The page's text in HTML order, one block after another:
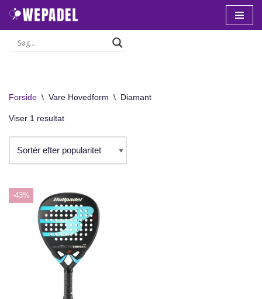
Spring
Forside \ Vare Hovedform \ Diamant
Viser 1 resultat
-43%